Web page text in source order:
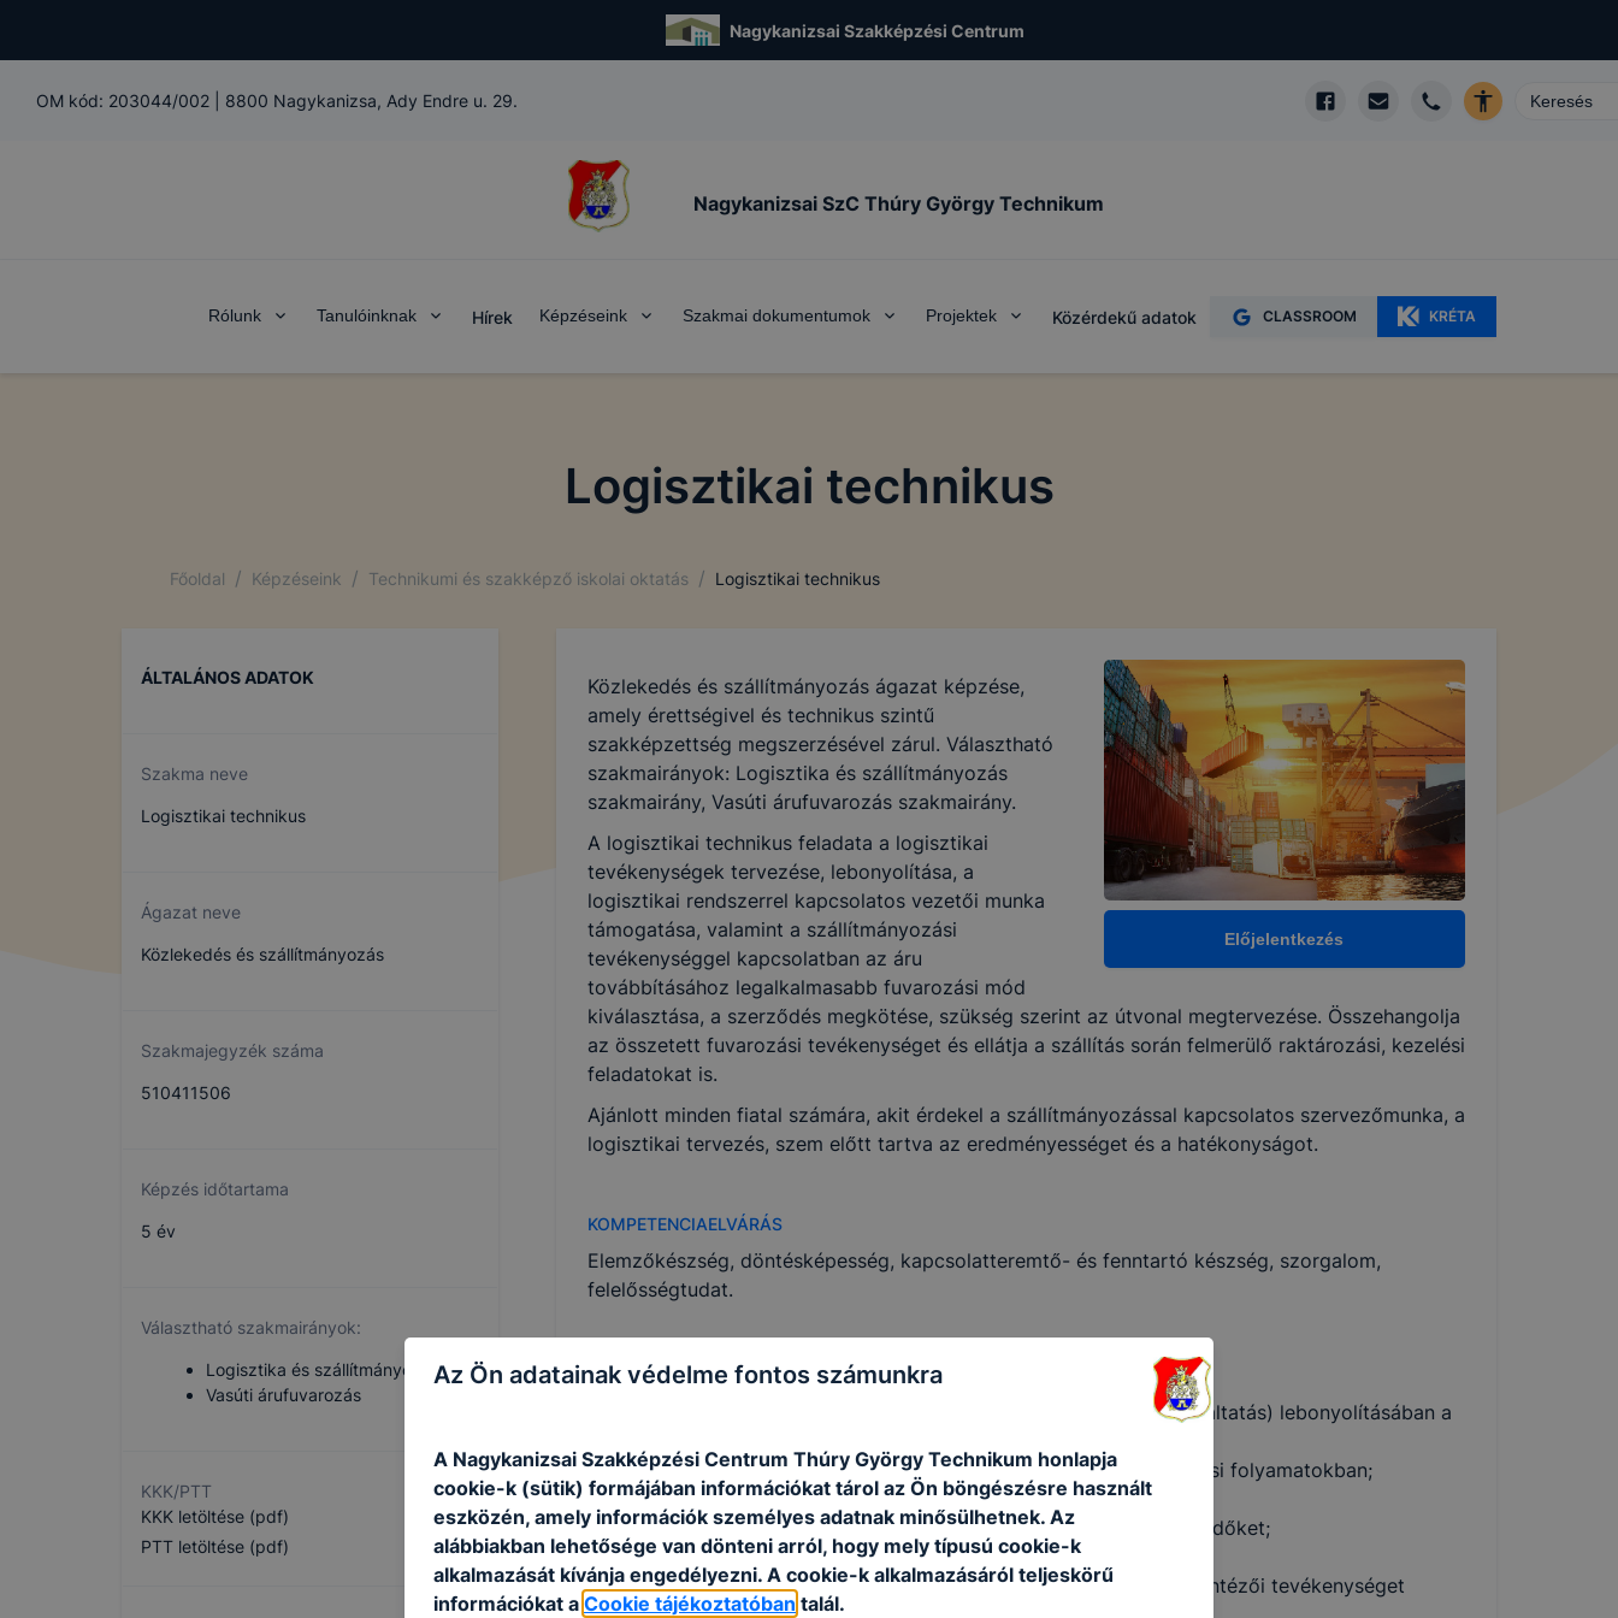
Nagykanizsai Szakképzési Centrum
OM kód: 203044/002 8800 Nagykanizsa, Ady Endre u. 29.
Nagykanizsai SzC Thúry György Technikum
Rólunk Tanulóinknak Hírek Képzéseink Szakmai dokumentumok Projektek Közérdekű adatok CLASSROOM KRÉTA
Logisztikai technikus
Főoldal / Képzéseink / Technikumi és szakképző iskolai oktatás / Logisztikai technikus
ÁLTALÁNOS ADATOK
Szakma neve
Logisztikai technikus
Ágazat neve
Közlekedés és szállítmányozás
Szakmajegyzék száma
510411506
Képzés időtartama
5 év
Választható szakmairányok:
Logisztika és szállítmányozás
Vasúti árufuvarozás
KKK/PTT
KKK letöltése (pdf)
PTT letöltése (pdf)
Előjelentkezés
Közlekedés és szállítmányozás ágazat képzése,
amely érettségivel és technikus szintű
szakképzettség megszerzésével zárul. Választható
szakmairányok: Logisztika és szállítmányozás
szakmairány, Vasúti árufuvarozás szakmairány.
A logisztikai technikus feladata a logisztikai
tevékenységek tervezése, lebonyolítása, a
logisztikai rendszerrel kapcsolatos vezetői munka
támogatása, valamint a szállítmányozási
tevékenységgel kapcsolatban az áru
továbbításához legalkalmasabb fuvarozási mód
kiválasztása, a szerződés megkötése, szükség szerint az útvonal megtervezése. Összehangolja
az összetett fuvarozási tevékenységet és ellátja a szállítás során felmerülő raktározási, kezelési
feladatokat is.
Ajánlott minden fiatal számára, akit érdekel a szállítmányozással kapcsolatos szervezőmunka, a
logisztikai tervezés, szem előtt tartva az eredményességet és a hatékonyságot.
KOMPETENCIAELVÁRÁS
Elemzőkészség, döntésképesség, kapcsolatteremtő- és fenntartó készség, szorgalom,
felelősségtudat.
A SZAKKÉPZETTSÉGGEL RENDELKEZŐ
ellátja a rendelések, beszerzések, értékesítés (termék, szolgáltatás) lebonyolításában a
tervezési feladatokat végez az ellátási, készletezési, termelési folyamatokban;
kezeli a reklamációs eseteket;
elvégzi a raktár kezelésével és vezetésével kapcsolatos teendőket;
árutovábbítással kapcsolatos feladatokat végez;
nemzetközi szállítással, szállítmányozással kapcsolatos ügyintézői tevékenységet
Az Ön adatainak védelme fontos számunkra
A Nagykanizsai Szakképzési Centrum Thúry György Technikum honlapja
cookie-k (sütik) formájában információkat tárol az Ön böngészésre használt
eszközén, amely információk személyes adatnak minősülhetnek. Az
alábbiakban lehetősége van dönteni arról, hogy mely típusú cookie-k
alkalmazását kívánja engedélyezni. A cookie-k alkalmazásáról teljeskörű
információkat a Cookie tájékoztatóban talál.